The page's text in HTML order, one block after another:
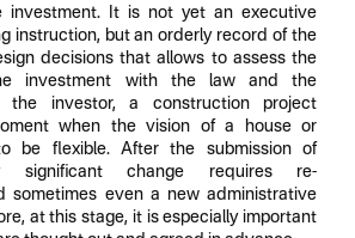
investment. It is not yet an executive
instruction, but an orderly record of the
decisions that allows to assess the
investment with the law and the
the investor, a construction project
when the vision of a house or
be flexible. After the submission of
significant change requires re-
sometimes even a new administrative
at this stage, it is especially important